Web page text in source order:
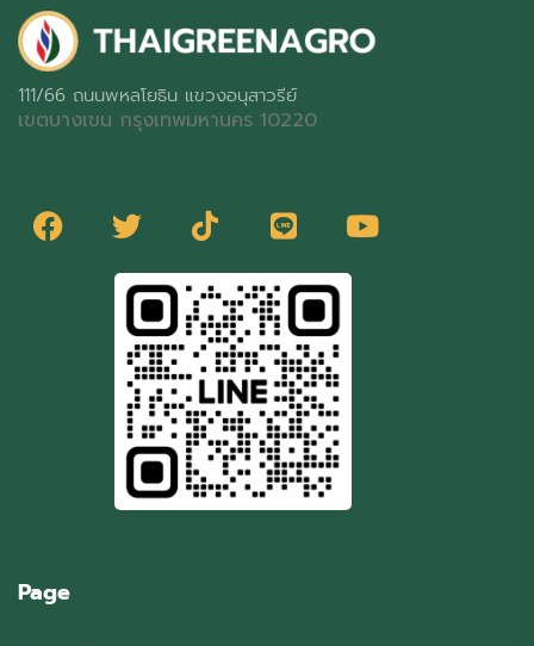
111/66 ถนนพหลโยธิน แขวงอนุสาวรีย์
เขตบางเขน กรุงเทพมหานคร 10220
Page